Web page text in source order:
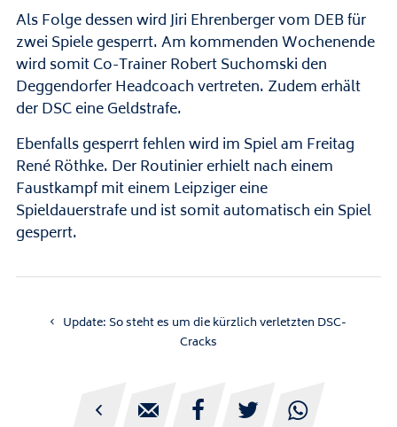
Als Folge dessen wird Jiri Ehrenberger vom DEB für
zwei Spiele gesperrt. Am kommenden Wochenende
wird somit Co-Trainer Robert Suchomski den
Deggendorfer Headcoach vertreten. Zudem erhält
der DSC eine Geldstrafe.
Ebenfalls gesperrt fehlen wird im Spiel am Freitag
René Röthke. Der Routinier erhielt nach einem
Faustkampf mit einem Leipziger eine
Spieldauerstrafe und ist somit automatisch ein Spiel
gesperrt.
Update: So steht es um die kürzlich verletzten DSC-
Cracks
    